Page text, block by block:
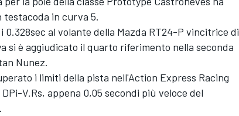
in curva 5.
al volante della Mazda RT24-P vincitrice di
si è aggiudicato il quarto riferimento nella seconda
Nunez.
i limiti della pista nell'Action Express Racing
V.Rs, appena 0,05 secondi più veloce del